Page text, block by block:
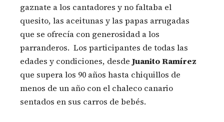
gaznate a los cantadores y no faltaba el
quesito, las aceitunas y las papas arrugadas
que se ofrecía con generosidad a los
parranderos. Los participantes de todas las
edades y condiciones, desde Juanito Ramírez
que supera los 90 años hasta chiquillos de
menos de un año con el chaleco canario
sentados en sus carros de bebés.